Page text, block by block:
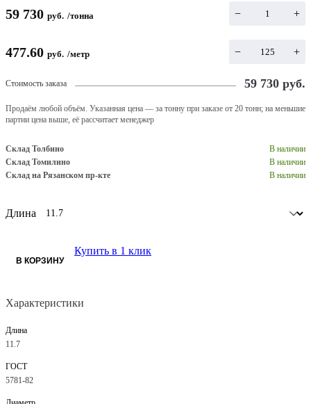
59 730 руб. /тонна − +
477.60 руб. /метр − +
Стоимость заказа 59 730 руб.
Продаём любой объём. Указанная цена — за тонну при заказе от 20 тонн; на меньшие
партии цена выше, её рассчитает менеджер
Склад Толбино
В наличии
Склад Томилино
В наличии
Склад на Рязанском пр-кте
В наличии
Длина
В КОРЗИНУ
Купить в 1 клик
Характеристики
Длина
11.7
ГОСТ
5781-82